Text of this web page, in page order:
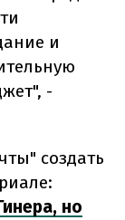
и
-
создать
но